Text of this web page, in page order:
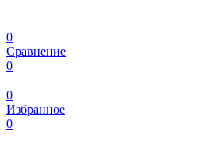
0
Сравнение
0
0
Избранное
0